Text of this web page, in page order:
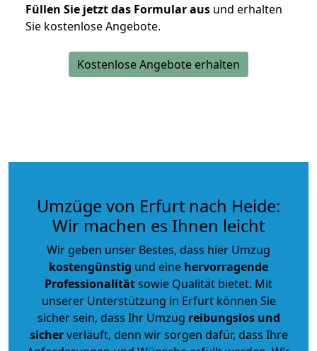
Füllen Sie jetzt das Formular aus und erhalten
Sie kostenlose Angebote.
Kostenlose Angebote erhalten
Umzüge von Erfurt nach Heide:
Wir machen es Ihnen leicht
Wir geben unser Bestes, dass hier Umzug
kostengünstig und eine hervorragende
Professionalitätsowie Qualität bietet. Mit
unserer Unterstützung in Erfurt können Sie
sicher sein, dass Ihr Umzug reibungslos und
sicherverläuft, denn wir sorgen dafür, dass Ihre